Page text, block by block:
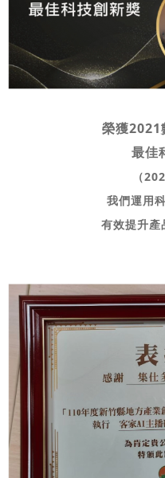
榮獲2021
最佳
（
我們運用
有效提升產